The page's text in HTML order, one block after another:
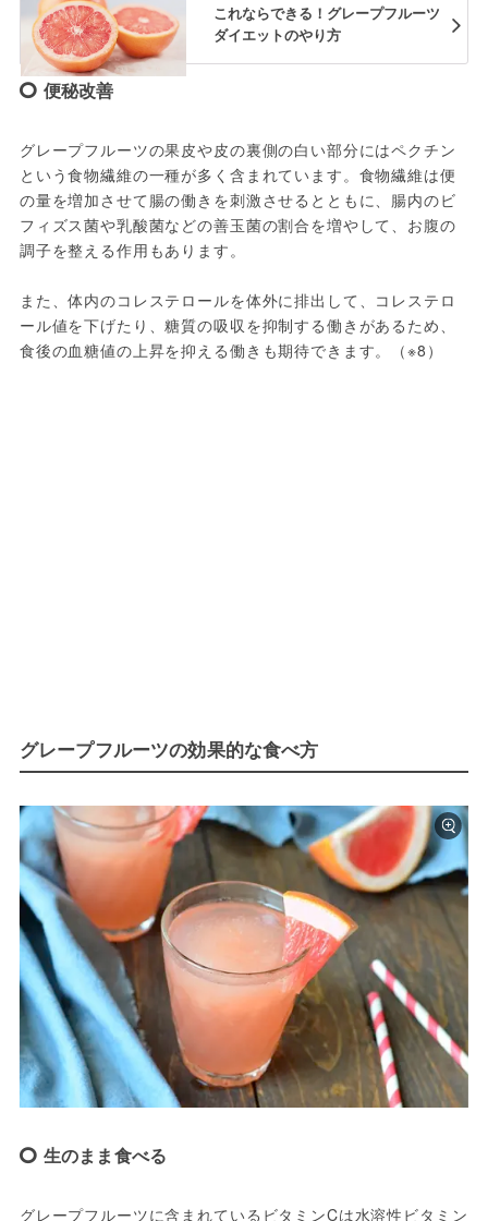
これならできる！グレープフルーツ
ダイエットのやり方
便秘改善
グレープフルーツの果皮や皮の裏側の白い部分にはペクチン
という食物繊維の一種が多く含まれています。食物繊維は便
の量を増加させて腸の働きを刺激させるとともに、腸内のビ
フィズス菌や乳酸菌などの善玉菌の割合を増やして、お腹の
調子を整える作用もあります。
また、体内のコレステロールを体外に排出して、コレステロ
ール値を下げたり、糖質の吸収を抑制する働きがあるため、
食後の血糖値の上昇を抑える働きも期待できます。（※8）
グレープフルーツの効果的な食べ方
生のまま食べる
グレープフルーツに含まれているビタミンCは水溶性ビタミン